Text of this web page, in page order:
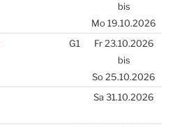
bis
Mo 19.10.2026
G1
Fr 23.10.2026
bis
So 25.10.2026
Sa 31.10.2026